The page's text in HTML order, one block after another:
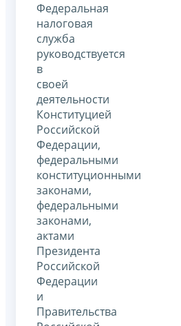
Федеральная
налоговая
служба
руководствуется
в
своей
деятельности
Конституцией
Российской
Федерации,
федеральными
конституционными
законами,
федеральными
законами,
актами
Президента
Российской
Федерации
и
Правительства